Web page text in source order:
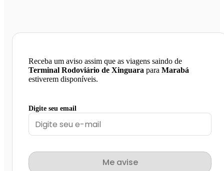
Receba um aviso assim que as viagens saindo de
Terminal Rodoviário de Xinguara para Marabá
estiverem disponíveis.
Digite seu email
Me avise